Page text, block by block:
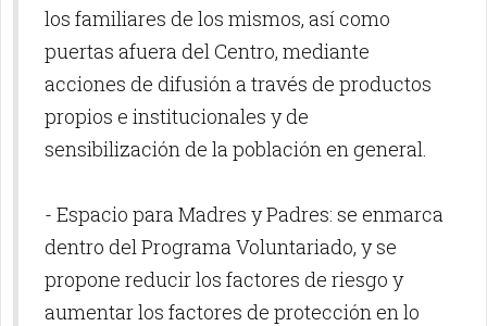
los familiares de los mismos, así como
puertas afuera del Centro, mediante
acciones de difusión a través de productos
propios e institucionales y de
sensibilización de la población en general.
- Espacio para Madres y Padres: se enmarca
dentro del Programa Voluntariado, y se
propone reducir los factores de riesgo y
aumentar los factores de protección en lo